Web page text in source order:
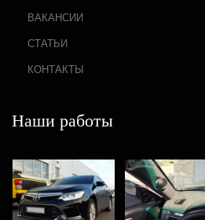
ВАКАНСИИ
СТАТЬИ
КОНТАКТЫ
Наши работы